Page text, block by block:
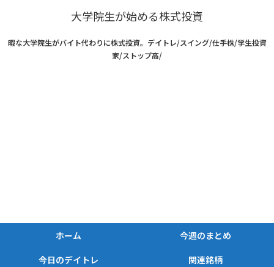
大学院生が始める株式投資
暇な大学院生がバイト代わりに株式投資。デイトレ/スイング/仕手株/学生投資
家/ストップ高/
ホーム
今週のまとめ
今日のデイトレ
関連銘柄